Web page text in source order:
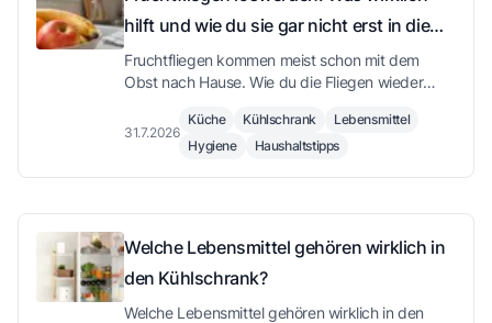
hilft und wie du sie gar nicht erst in die
Küche lässt
Fruchtfliegen kommen meist schon mit dem
Obst nach Hause. Wie du die Fliegen wieder
warum Kälte die Vermehrung ausbremst und an
welchen Stellen in der Küche die nächste
31.7.2026
Küche Kühlschrank
Lebensmittel
Hygiene
Haushaltstipps
Welche Lebensmittel gehören wirklich in
den Kühlschrank?
Welche Lebensmittel gehören wirklich in den